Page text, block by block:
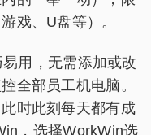
戏、U盘等）。
用，无需添加或改
全部员工机电脑。
时此刻每天都有成
，选择WorkWin选